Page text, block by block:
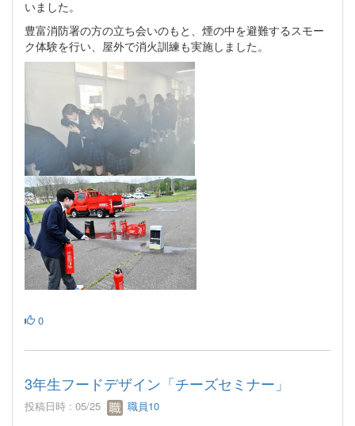
いました。
豊富消防署の方の立ち会いのもと、煙の中を避難するスモー
ク体験を行い、屋外で消火訓練も実施しました。
0
3年生フードデザイン「チーズセミナー」
投稿日時 : 05/25 職員10